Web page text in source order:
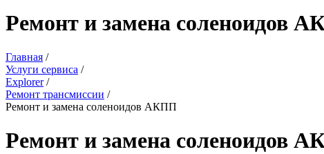
Ремонт и замена соленоидов
Главная /
Услуги сервиса /
Explorer/
Ремонт трансмиссии /
Ремонт и замена соленоидов АКПП
Ремонт и замена соленоидов